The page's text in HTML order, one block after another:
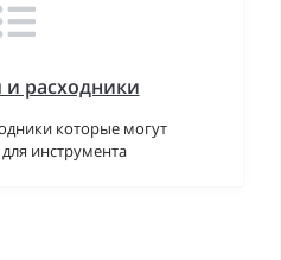
и расходники
которые могут
инструмента